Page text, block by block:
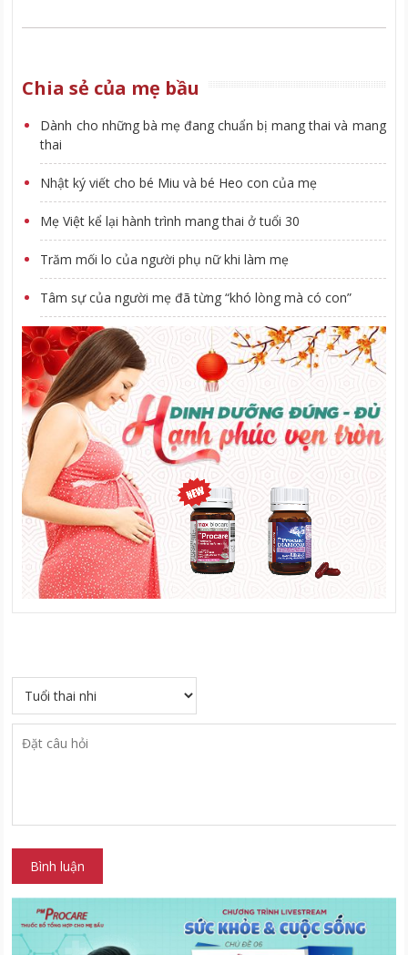
Chia sẻ của mẹ bầu
Dành cho những bà mẹ đang chuẩn bị mang thai và mang
thai
Nhật ký viết cho bé Miu và bé Heo con của mẹ
Mẹ Việt kể lại hành trình mang thai ở tuổi 30
Trăm mối lo của người phụ nữ khi làm mẹ
Tâm sự của người mẹ đã từng “khó lòng mà có con”